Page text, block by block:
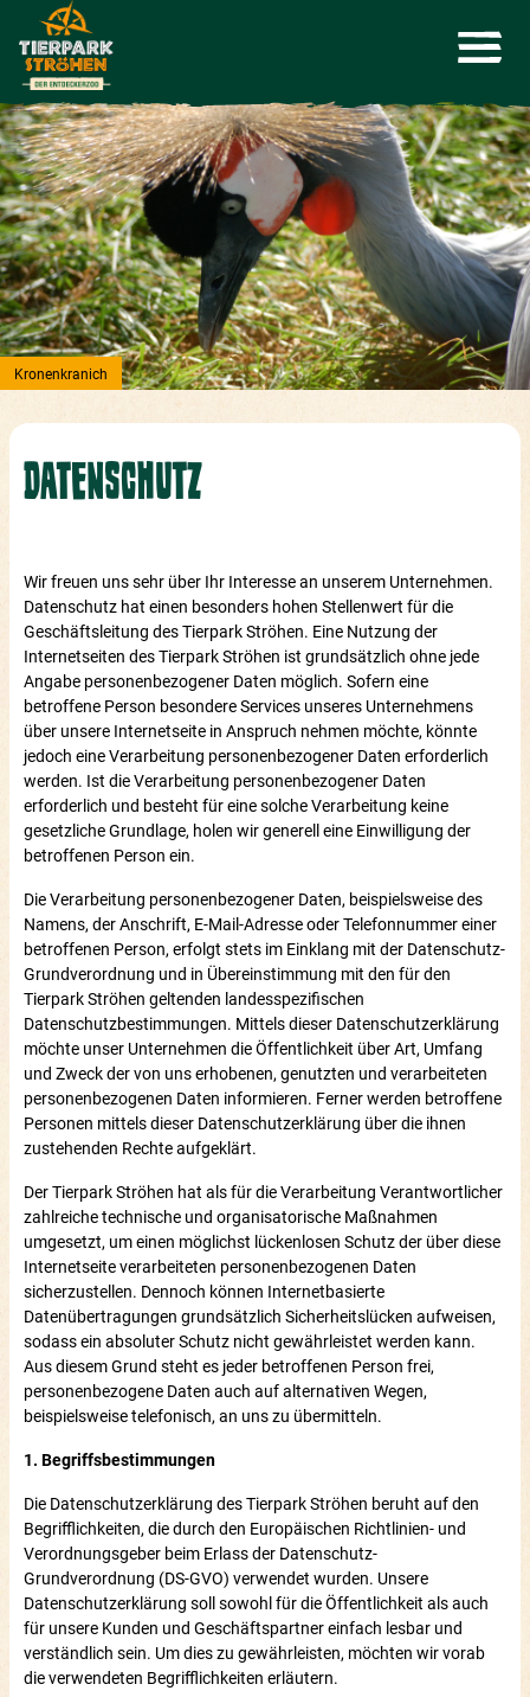
Kronenkranich
DATENSCHUTZ
Wir freuen uns sehr über Ihr Interesse an unserem Unternehmen.
Datenschutz hat einen besonders hohen Stellenwert für die
Geschäftsleitung des Tierpark Ströhen. Eine Nutzung der
Internetseiten des Tierpark Ströhen ist grundsätzlich ohne jede
Angabe personenbezogener Daten möglich. Sofern eine
betroffene Person besondere Services unseres Unternehmens
über unsere Internetseite in Anspruch nehmen möchte, könnte
jedoch eine Verarbeitung personenbezogener Daten erforderlich
werden. Ist die Verarbeitung personenbezogener Daten
erforderlich und besteht für eine solche Verarbeitung keine
gesetzliche Grundlage, holen wir generell eine Einwilligung der
betroffenen Person ein.
Die Verarbeitung personenbezogener Daten, beispielsweise des
Namens, der Anschrift, E-Mail-Adresse oder Telefonnummer einer
betroffenen Person, erfolgt stets im Einklang mit der Datenschutz-
Grundverordnung und in Übereinstimmung mit den für den
Tierpark Ströhen geltenden landesspezifischen
Datenschutzbestimmungen. Mittels dieser Datenschutzerklärung
möchte unser Unternehmen die Öffentlichkeit über Art, Umfang
und Zweck der von uns erhobenen, genutzten und verarbeiteten
personenbezogenen Daten informieren. Ferner werden betroffene
Personen mittels dieser Datenschutzerklärung über die ihnen
zustehenden Rechte aufgeklärt.
Der Tierpark Ströhen hat als für die Verarbeitung Verantwortlicher
zahlreiche technische und organisatorische Maßnahmen
umgesetzt, um einen möglichst lückenlosen Schutz der über diese
Internetseite verarbeiteten personenbezogenen Daten
sicherzustellen. Dennoch können Internetbasierte
Datenübertragungen grundsätzlich Sicherheitslücken aufweisen,
sodass ein absoluter Schutz nicht gewährleistet werden kann.
Aus diesem Grund steht es jeder betroffenen Person frei,
personenbezogene Daten auch auf alternativen Wegen,
beispielsweise telefonisch, an uns zu übermitteln.
1. Begriffsbestimmungen
Die Datenschutzerklärung des Tierpark Ströhen beruht auf den
Begrifflichkeiten, die durch den Europäischen Richtlinien- und
Verordnungsgeber beim Erlass der Datenschutz-
Grundverordnung (DS-GVO) verwendet wurden. Unsere
Datenschutzerklärung soll sowohl für die Öffentlichkeit als auch
für unsere Kunden und Geschäftspartner einfach lesbar und
verständlich sein. Um dies zu gewährleisten, möchten wir vorab
die verwendeten Begrifflichkeiten erläutern.